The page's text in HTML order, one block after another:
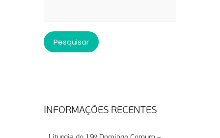
INFORMAÇÕES RECENTES